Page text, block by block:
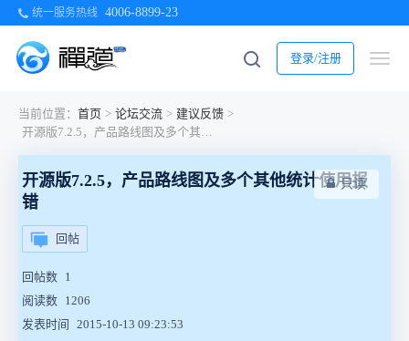
统一服务热线 4006-8899-23
登录/注册
当前位置： 首页 > 论坛交流 > 建议反馈 >
开源版7.2.5，产品路线图及多个其他统计使用报错
只读
开源版7.2.5，产品路线图及多个其他统计使用报
错
回帖
回帖数 1
阅读数 1206
发表时间
2015-10-13 09:23:53